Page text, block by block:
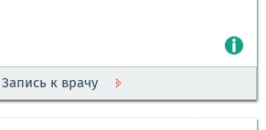
Запись к врачу